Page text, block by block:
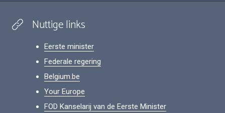
Nuttige links
Eerste minister
Federale regering
Belgium.be
Your Europe
FOD Kanselarij van de Eerste Minister